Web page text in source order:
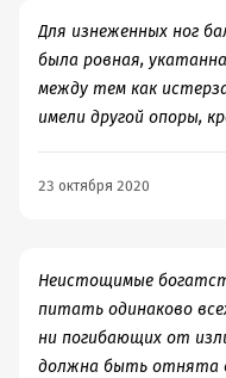
Для изнеженных ног
была ровная,
между тем как
имели другой опоры,
23 октября 2020
Неистощимые
питать одинаково
ни погибающих от
должна быть отнята